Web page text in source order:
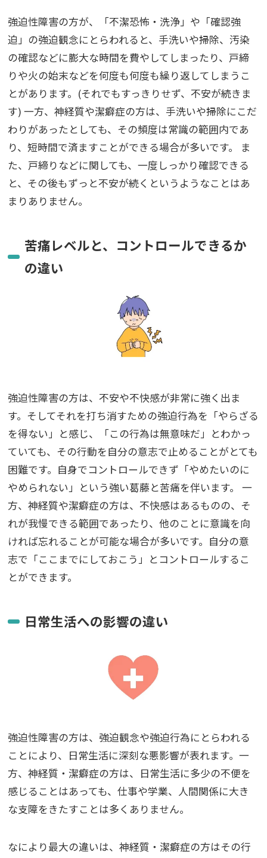
強迫性障害の方が、「不潔恐怖・洗浄」や「確認強
迫」の強迫観念にとらわれると、手洗いや掃除、汚染
の確認などに膨大な時間を費やしてしまったり、戸締
りや火の始末などを何度も何度も繰り返してしまうこ
とがあります。(それでもすっきりせず、不安が続きま
す) 一方、神経質や潔癖症の方は、手洗いや掃除にこだ
わりがあったとしても、その頻度は常識の範囲内であ
り、短時間で済ますことができる場合が多いです。
ま
た、戸締りなどに関しても、一度しっかり確認できる
と、その後もずっと不安が続くというようなことはあ
まりありません。
苦痛レベルと、コントロールできるか
の違い
強迫性障害の方は、不安や不快感が非常に強く出ま
す。そしてそれを打ち消すための強迫行為を「やらざる
を得ない」と感じ、「この行為は無意味だ」とわかっ
ていても、その行動を自分の意志で止めることがとても
困難です。自身でコントロールできず「やめたいのに
やめられない」という強い葛藤と苦痛を伴います。
一
方、神経質や潔癖症の方は、不快感はあるものの、そ
れが我慢できる範囲であったり、他のことに意識を向
ければ忘れることが可能な場合が多いです。自分の意
志で「ここまでにしておこう」とコントロールするこ
とができます。
日常生活への影響の違い
強迫性障害の方は、強迫観念や強迫行為にとらわれる
ことにより、日常生活に深刻な悪影響が表れます。一
方、神経質・潔癖症の方は、日常生活に多少の不便を
感じることはあっても、仕事や学業、人間関係に大き
な支障をきたすことは多くありません。
なにより最大の違いは、神経質・潔癖症の方はその行